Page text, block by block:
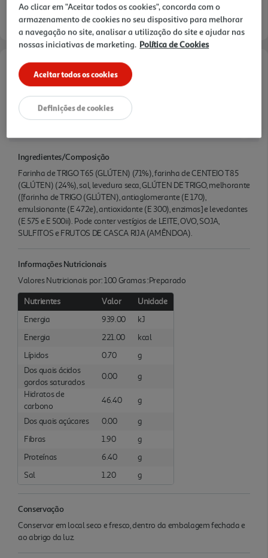
Informações de Marketing
.
Ingredientes/Composição
Farinha de TRIGO T65 (GLÚTEN) (71%), farinha de CENTEIO T85
(GLÚTEN) (24%), sal, levedura seca, GLÚTEN DE TRIGO, melhorante
([farinha de TRIGO (GLÚTEN), antiaglomerante (E 170),
emulsionante (E 472e), antioxidante (E 300), enzimas] e levedantes
(E 575 e E 500ii). Pode conter vestígios de LEITE, OVO, SOJA,
SULFITOS e FRUTOS DE CASCA RIJA (AMÊNDOA).
Informações Nutricionais
Valores Nutricionais por: 100 Gramas :Preparado
Nutrientes Valor
Unidade
Energia
939.00
kJ
Energia
221.00
kcal
Lípidos
0.70
g
Dos quais ácidos
gordos saturados
0.00
g
Hidratos de
carbono
46.40 g
Dos quais açúcares 0.00
g
Fibras
1.90
g
Proteínas
6.40
g
Sal
1.20 g
Conservação
Conservar em local seco e fresco, dentro da embalagem fechada e
ao abrigo da luz.
Ao clicar em "Aceitar todos os cookies", concorda com o
armazenamento de cookies no seu dispositivo para melhorar
a navegação no site, analisar a utilização do site e ajudar nas
nossas iniciativas de marketing. Política de Cookies
Aceitar todos os cookies
Definições de cookies